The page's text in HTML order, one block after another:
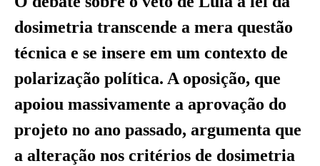
dosimetria transcende a mera questão
técnica e se insere em um contexto de
polarização política. A oposição, que
apoiou massivamente a aprovação do
projeto no ano passado, argumenta que
a alteração nos critérios de dosimetria